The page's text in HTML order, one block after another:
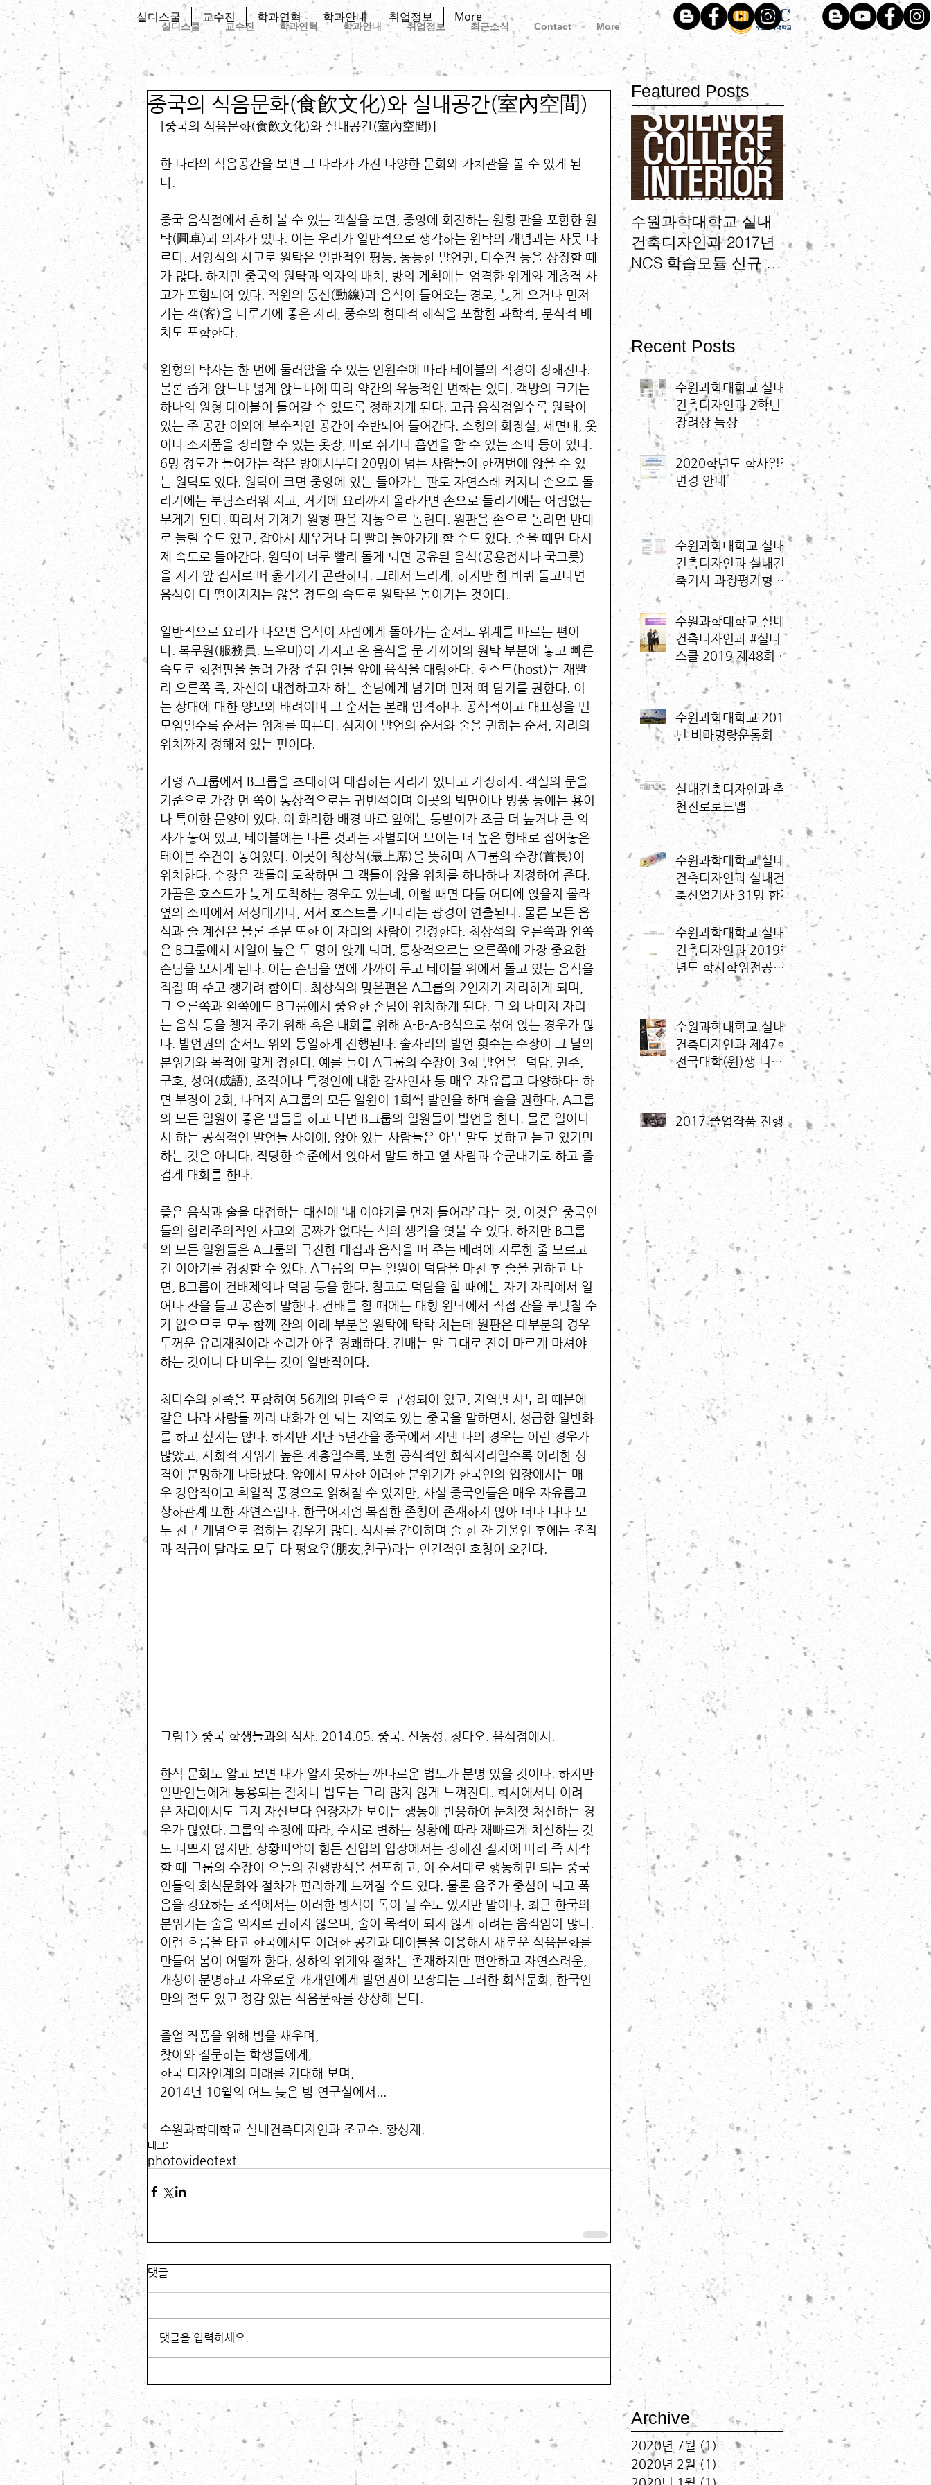
실디스쿨 교수진 학과연혁 학과안내 취업정보 최근소식 Contact More
실디스쿨 교수진 학과연혁 학과안내 취업정보 More
중국의 식음문화(食飮文化)와 실내공간(室內空間)
[중국의 식음문화(食飮文化)와 실내공간(室內空間)]
한 나라의 식음공간을 보면 그 나라가 가진 다양한 문화와 가치관을 볼 수 있게 된
다.
중국 음식점에서 흔히 볼 수 있는 객실을 보면, 중앙에 회전하는 원형 판을 포함한 원
탁(圓卓)과 의자가 있다. 이는 우리가 일반적으로 생각하는 원탁의 개념과는 사뭇 다
르다. 서양식의 사고로 원탁은 일반적인 평등, 동등한 발언권, 다수결 등을 상징할 때
가 많다. 하지만 중국의 원탁과 의자의 배치, 방의 계획에는 엄격한 위계와 계층적 사
고가 포함되어 있다. 직원의 동선(動線)과 음식이 들어오는 경로, 늦게 오거나 먼저
가는 객(客)을 다루기에 좋은 자리, 풍수의 현대적 해석을 포함한 과학적, 분석적 배
치도 포함한다.
원형의 탁자는 한 번에 둘러앉을 수 있는 인원수에 따라 테이블의 직경이 정해진다.
물론 좁게 앉느냐 넓게 앉느냐에 따라 약간의 유동적인 변화는 있다. 객방의 크기는
하나의 원형 테이블이 들어갈 수 있도록 정해지게 된다. 고급 음식점일수록 원탁이
있는 주 공간 이외에 부수적인 공간이 수반되어 들어간다. 소형의 화장실, 세면대, 옷
이나 소지품을 정리할 수 있는 옷장, 따로 쉬거나 흡연을 할 수 있는 소파 등이 있다.
6명 정도가 들어가는 작은 방에서부터 20명이 넘는 사람들이 한꺼번에 앉을 수 있
는 원탁도 있다. 원탁이 크면 중앙에 있는 돌아가는 판도 자연스레 커지니 손으로 돌
리기에는 부담스러워 지고, 거기에 요리까지 올라가면 손으로 돌리기에는 어림없는
무게가 된다. 따라서 기계가 원형 판을 자동으로 돌린다. 원판을 손으로 돌리면 반대
로 돌릴 수도 있고, 잡아서 세우거나 더 빨리 돌아가게 할 수도 있다. 손을 떼면 다시
제 속도로 돌아간다. 원탁이 너무 빨리 돌게 되면 공유된 음식(공용접시나 국그릇)
을 자기 앞 접시로 떠 옮기기가 곤란하다. 그래서 느리게, 하지만 한 바퀴 돌고나면
음식이 다 떨어지지는 않을 정도의 속도로 원탁은 돌아가는 것이다.
일반적으로 요리가 나오면 음식이 사람에게 돌아가는 순서도 위계를 따르는 편이
다. 복무원(服務員. 도우미)이 가지고 온 음식을 문 가까이의 원탁 부분에 놓고 빠른
속도로 회전판을 돌려 가장 주된 인물 앞에 음식을 대령한다. 호스트(host)는 재빨
리 오른쪽 즉, 자신이 대접하고자 하는 손님에게 넘기며 먼저 떠 담기를 권한다. 이
는 상대에 대한 양보와 배려이며 그 순서는 본래 엄격하다. 공식적이고 대표성을 띤
모임일수록 순서는 위계를 따른다. 심지어 발언의 순서와 술을 권하는 순서, 자리의
위치까지 정해져 있는 편이다.
가령 A그룹에서 B그룹을 초대하여 대접하는 자리가 있다고 가정하자. 객실의 문을
기준으로 가장 먼 쪽이 통상적으로는 귀빈석이며 이곳의 벽면이나 병풍 등에는 용이
나 특이한 문양이 있다. 이 화려한 배경 바로 앞에는 등받이가 조금 더 높거나 큰 의
자가 놓여 있고, 테이블에는 다른 것과는 차별되어 보이는 더 높은 형태로 접어놓은
테이블 수건이 놓여있다. 이곳이 최상석(最上席)을 뜻하며 A그룹의 수장(首長)이
위치한다. 수장은 객들이 도착하면 그 객들이 앉을 위치를 하나하나 지정하여 준다.
가끔은 호스트가 늦게 도착하는 경우도 있는데, 이럴 때면 다들 어디에 앉을지 몰라
옆의 소파에서 서성대거나, 서서 호스트를 기다리는 광경이 연출된다. 물론 모든 음
식과 술 계산은 물론 주문 또한 이 자리의 사람이 결정한다. 최상석의 오른쪽과 왼쪽
은 B그룹에서 서열이 높은 두 명이 앉게 되며, 통상적으로는 오른쪽에 가장 중요한
손님을 모시게 된다. 이는 손님을 옆에 가까이 두고 테이블 위에서 돌고 있는 음식을
직접 떠 주고 챙기려 함이다. 최상석의 맞은편은 A그룹의 2인자가 자리하게 되며,
그 오른쪽과 왼쪽에도 B그룹에서 중요한 손님이 위치하게 된다. 그 외 나머지 자리
는 음식 등을 챙겨 주기 위해 혹은 대화를 위해 A-B-A-B식으로 섞어 앉는 경우가 많
다. 발언권의 순서도 위와 동일하게 진행된다. 술자리의 발언 횟수는 수장이 그 날의
분위기와 목적에 맞게 정한다. 예를 들어 A그룹의 수장이 3회 발언을 -덕담, 권주,
구호, 성어(成語), 조직이나 특정인에 대한 감사인사 등 매우 자유롭고 다양하다- 하
면 부장이 2회, 나머지 A그룹의 모든 일원이 1회씩 발언을 하며 술을 권한다. A그룹
의 모든 일원이 좋은 말들을 하고 나면 B그룹의 일원들이 발언을 한다. 물론 일어나
서 하는 공식적인 발언들 사이에, 앉아 있는 사람들은 아무 말도 못하고 듣고 있기만
하는 것은 아니다. 적당한 수준에서 앉아서 말도 하고 옆 사람과 수군대기도 하고 즐
겁게 대화를 한다.
좋은 음식과 술을 대접하는 대신에 ‘내 이야기를 먼저 들어라’ 라는 것, 이것은 중국인
들의 합리주의적인 사고와 공짜가 없다는 식의 생각을 엿볼 수 있다. 하지만 B그룹
의 모든 일원들은 A그룹의 극진한 대접과 음식을 떠 주는 배려에 지루한 줄 모르고
긴 이야기를 경청할 수 있다. A그룹의 모든 일원이 덕담을 마친 후 술을 권하고 나
면, B그룹이 건배제의나 덕담 등을 한다. 참고로 덕담을 할 때에는 자기 자리에서 일
어나 잔을 들고 공손히 말한다. 건배를 할 때에는 대형 원탁에서 직접 잔을 부딪칠 수
가 없으므로 모두 함께 잔의 아래 부분을 원탁에 탁탁 치는데 원판은 대부분의 경우
두꺼운 유리재질이라 소리가 아주 경쾌하다. 건배는 말 그대로 잔이 마르게 마셔야
하는 것이니 다 비우는 것이 일반적이다.
최다수의 한족을 포함하여 56개의 민족으로 구성되어 있고, 지역별 사투리 때문에
같은 나라 사람들 끼리 대화가 안 되는 지역도 있는 중국을 말하면서, 성급한 일반화
를 하고 싶지는 않다. 하지만 지난 5년간을 중국에서 지낸 나의 경우는 이런 경우가
많았고, 사회적 지위가 높은 계층일수록, 또한 공식적인 회식자리일수록 이러한 성
격이 분명하게 나타났다. 앞에서 묘사한 이러한 분위기가 한국인의 입장에서는 매
우 강압적이고 획일적 풍경으로 읽혀질 수 있지만, 사실 중국인들은 매우 자유롭고
상하관계 또한 자연스럽다. 한국어처럼 복잡한 존칭이 존재하지 않아 너나 나나 모
두 친구 개념으로 접하는 경우가 많다. 식사를 같이하며 술 한 잔 기울인 후에는 조직
과 직급이 달라도 모두 다 펑요우(朋友,친구)라는 인간적인 호칭이 오간다.
그림1> 중국 학생들과의 식사. 2014.05. 중국. 산동성. 칭다오. 음식점에서.
한식 문화도 알고 보면 내가 알지 못하는 까다로운 법도가 분명 있을 것이다. 하지만
일반인들에게 통용되는 절차나 법도는 그리 많지 않게 느껴진다. 회사에서나 어려
운 자리에서도 그저 자신보다 연장자가 보이는 행동에 반응하여 눈치껏 처신하는 경
우가 많았다. 그룹의 수장에 따라, 수시로 변하는 상황에 따라 재빠르게 처신하는 것
도 나쁘지 않지만, 상황파악이 힘든 신입의 입장에서는 정해진 절차에 따라 즉 시작
할 때 그룹의 수장이 오늘의 진행방식을 선포하고, 이 순서대로 행동하면 되는 중국
인들의 회식문화와 절차가 편리하게 느껴질 수도 있다. 물론 음주가 중심이 되고 폭
음을 강요하는 조직에서는 이러한 방식이 독이 될 수도 있지만 말이다. 최근 한국의
분위기는 술을 억지로 권하지 않으며, 술이 목적이 되지 않게 하려는 움직임이 많다.
이런 흐름을 타고 한국에서도 이러한 공간과 테이블을 이용해서 새로운 식음문화를
만들어 봄이 어떨까 한다. 상하의 위계와 절차는 존재하지만 편안하고 자연스러운,
개성이 분명하고 자유로운 개개인에게 발언권이 보장되는 그러한 회식문화, 한국인
만의 절도 있고 정감 있는 식음문화를 상상해 본다.
졸업 작품을 위해 밤을 새우며,
찾아와 질문하는 학생들에게,
한국 디자인계의 미래를 기대해 보며,
2014년 10월의 어느 늦은 밤 연구실에서...
수원과학대학교 실내건축디자인과 조교수. 황성재.
태그:
photovideotext
댓글
댓글을 입력하세요.
Featured Posts
수원과학대학교 실내
건축디자인과 2017년
NCS 학습모듈 신규 및
보완 개발 사업기관 선
정
수원과학대학교 실내
건축디자인과 NCS 기
반 과정평가형 국가기
술자격 운영기관 선정
Recent Posts
수원과학대학교 실내
건축디자인과 2학년
장려상 득상
2020학년도 학사일정
변경 안내
수원과학대학교 실내
건축디자인과 실내건
축기사 과정평가형 국
가기술 자격 운영기관
최종 선정
수원과학대학교 실내
건축디자인과 #실디
스쿨 2019 제48회 전
국 대학(원)생 디자인
대전 금상 수상
수원과학대학교 2019
년 비마명랑운동회
실내건축디자인과 추
천진로로드맵
수원과학대학교 실내
건축디자인과 실내건
축산업기사 31명 합격
수원과학대학교 실내
건축디자인과 2019학
년도 학사학위전공심
화과정 모집요강
수원과학대학교 실내
건축디자인과 제47회
전국대학(원)생 디자
인대전 입상자 명단
2017 졸업작품 진행
Archive
2020년 7월 (1)게시물 1개
2020년 2월 (1)게시물 1개